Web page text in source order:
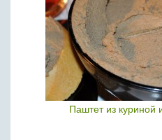
Паштет из куриной